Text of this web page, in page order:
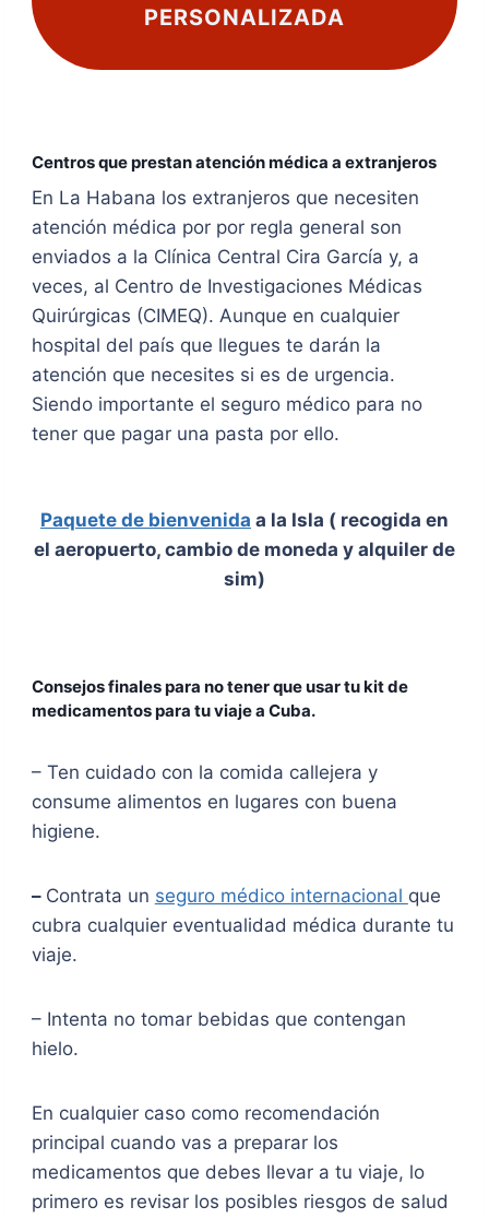
PERSONALIZADA
Centros que prestan atención médica a extranjeros
En La Habana los extranjeros que necesiten
atención médica por por regla general son
enviados a la Clínica Central Cira García y, a
veces, al Centro de Investigaciones Médicas
Quirúrgicas (CIMEQ). Aunque en cualquier
hospital del país que llegues te darán la
atención que necesites si es de urgencia.
Siendo importante el seguro médico para no
tener que pagar una pasta por ello.
Paquete de bienvenida a la Isla ( recogida en
el aeropuerto, cambio de moneda y alquiler de
sim)
Consejos finales para no tener que usar tu kit de
medicamentos para tu viaje a Cuba.
– Ten cuidado con la comida callejera y
consume alimentos en lugares con buena
higiene.
– Contrata un seguro médico internacional que
cubra cualquier eventualidad médica durante tu
viaje.
– Intenta no tomar bebidas que contengan
hielo.
En cualquier caso como recomendación
principal cuando vas a preparar los
medicamentos que debes llevar a tu viaje, lo
primero es revisar los posibles riesgos de salud